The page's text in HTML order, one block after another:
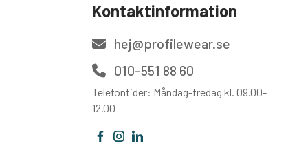
Kontaktinformation
hej@profilewear.se
010-551 88 60
Telefontider: Måndag-fredag kl. 09.00-
12.00